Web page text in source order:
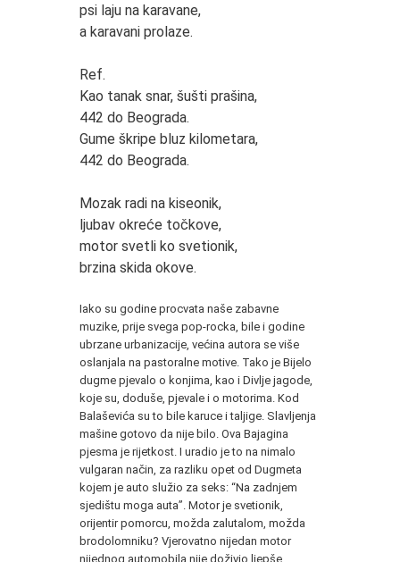
psi laju na karavane,
a karavani prolaze.
Ref.
Kao tanak snar, šušti prašina,
442 do Beograda.
Gume škripe bluz kilometara,
442 do Beograda.
Mozak radi na kiseonik,
ljubav okreće točkove,
motor svetli ko svetionik,
brzina skida okove.
Iako su godine procvata naše zabavne
muzike, prije svega pop-rocka, bile i godine
ubrzane urbanizacije, većina autora se više
oslanjala na pastoralne motive. Tako je Bijelo
dugme pjevalo o konjima, kao i Divlje jagode,
koje su, doduše, pjevale i o motorima. Kod
Balaševića su to bile karuce i taljige. Slavljenja
mašine gotovo da nije bilo. Ova Bajagina
pjesma je rijetkost. I uradio je to na nimalo
vulgaran način, za razliku opet od Dugmeta
kojem je auto služio za seks: “Na zadnjem
sjedištu moga auta”. Motor je svetionik,
orijentir pomorcu, možda zalutalom, možda
brodolomniku? Vjerovatno nijedan motor
nijednog automobila nije doživio ljepše